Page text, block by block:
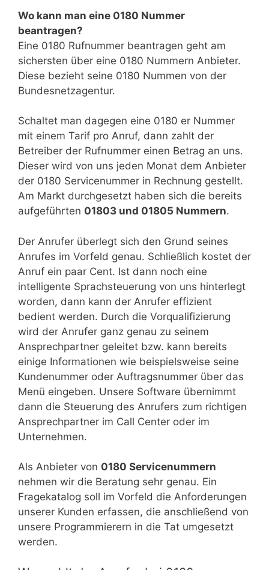
Wo kann man eine 0180 Nummer
beantragen?
Eine 0180 Rufnummer beantragen geht am
sichersten über eine 0180 Nummern Anbieter.
Diese bezieht seine 0180 Nummen von der
Bundesnetzagentur.
Schaltet man dagegen eine 0180 er Nummer
mit einem Tarif pro Anruf, dann zahlt der
Betreiber der Rufnummer einen Betrag an uns.
Dieser wird von uns jeden Monat dem Anbieter
der 0180 Servicenummer in Rechnung gestellt.
Am Markt durchgesetzt haben sich die bereits
aufgeführten 01803 und 01805 Nummern.
Der Anrufer überlegt sich den Grund seines
Anrufes im Vorfeld genau. Schließlich kostet der
Anruf ein paar Cent. Ist dann noch eine
intelligente Sprachsteuerung von uns hinterlegt
worden, dann kann der Anrufer effizient
bedient werden. Durch die Vorqualifizierung
wird der Anrufer ganz genau zu seinem
Ansprechpartner geleitet bzw. kann bereits
einige Informationen wie beispielsweise seine
Kundenummer oder Auftragsnummer über das
Menü eingeben. Unsere Software übernimmt
dann die Steuerung des Anrufers zum richtigen
Ansprechpartner im Call Center oder im
Unternehmen.
Als Anbieter von 0180 Servicenummern
nehmen wir die Beratung sehr genau. Ein
Fragekatalog soll im Vorfeld die Anforderungen
unserer Kunden erfassen, die anschließend von
unsere Programmierern in die Tat umgesetzt
werden.